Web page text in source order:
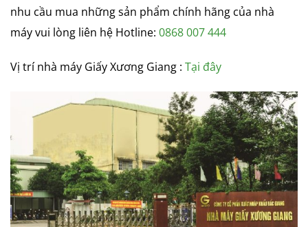
nhu cầu mua những sản phẩm chính hãng của nhà
máy vui lòng liên hệ Hotline: 0868 007 444
Vị trí nhà máy Giấy Xương Giang : Tại đây